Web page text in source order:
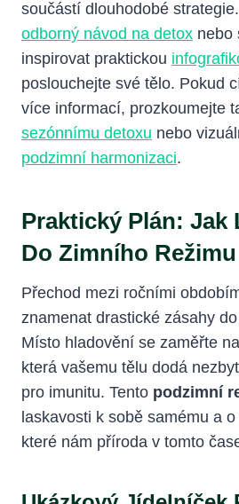
součástí dlouhodobé
odborný návod na detox nebo
inspirovat praktickou
poslouchejte své tělo. Pokud
více informací, prozkoumejte
sezónnímu detoxu nebo
podzimní harmonizaci.
Praktický Plán: Jak
Do Zimního Režimu
Přechod mezi ročními
znamenat drastické zásahy
Místo hladovění se zaměřte
která vašemu tělu dodá
pro imunitu. Tento podzimní
laskavosti k sobě samému a
které nám příroda v tomto